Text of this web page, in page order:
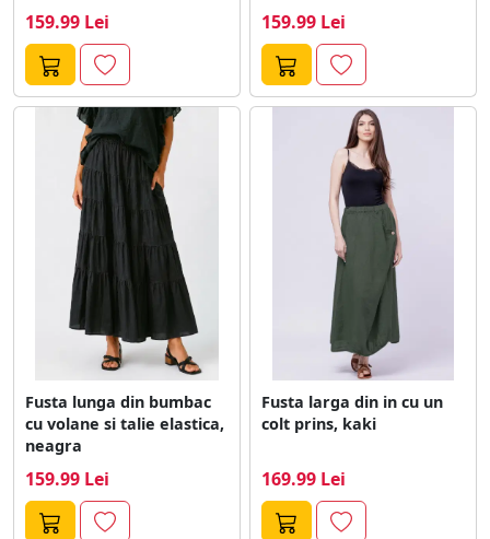
159.99 Lei 159.99 Lei
Fusta lunga din bumbac
cu volane si talie elastica,
neagra
159.99 Lei
Fusta larga din in cu un
colt prins, kaki
169.99 Lei